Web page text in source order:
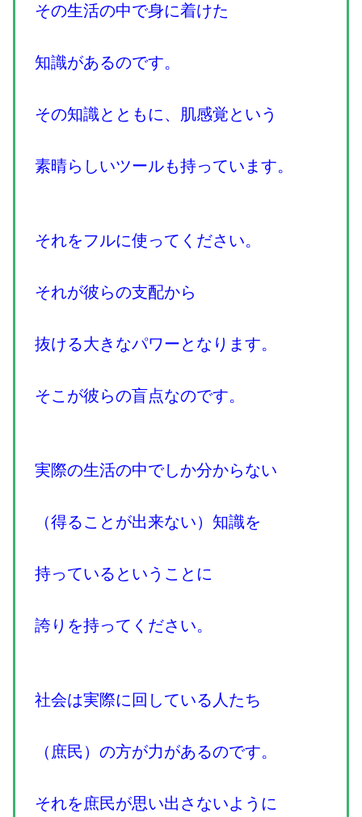
その生活の中で身に着けた
知識があるのです。
その知識とともに、肌感覚という
素晴らしいツールも持っています。
それをフルに使ってください。
それが彼らの支配から
抜ける大きなパワーとなります。
そこが彼らの盲点なのです。
実際の生活の中でしか分からない
（得ることが出来ない）知識を
持っているということに
誇りを持ってください。
社会は実際に回している人たち
（庶民）の方が力があるのです。
それを庶民が思い出さないように